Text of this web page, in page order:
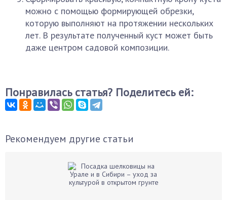
можно с помощью формирующей обрезки,
которую выполняют на протяжении нескольких
лет. В результате полученный куст может быть
даже центром садовой композиции.
Понравилась статья? Поделитесь ей:
Рекомендуем другие статьи